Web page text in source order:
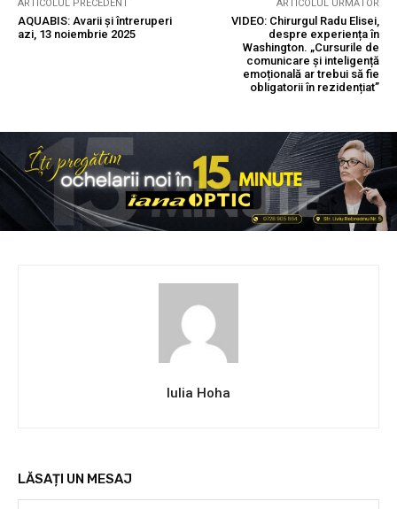
ARTICOLUL PRECEDENT
AQUABIS: Avarii și întreruperi
azi, 13 noiembrie 2025
ARTICOLUL URMĂTOR
VIDEO: Chirurgul Radu Elisei,
despre experiența în
Washington. „Cursurile de
comunicare și inteligență
emoțională ar trebui să fie
obligatorii în rezidențiat”
Iulia Hoha
LĂSAȚI UN MESAJ